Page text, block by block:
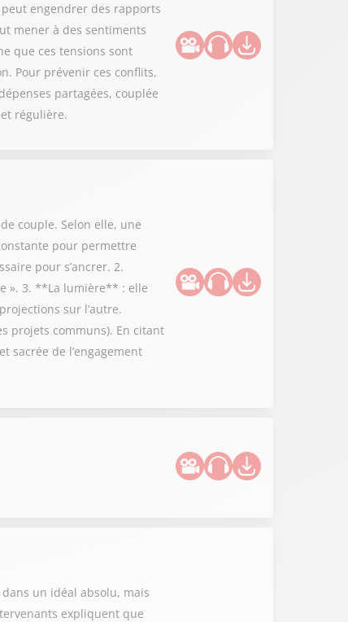
engendrer des rapports
mener à des sentiments
que ces tensions sont
Pour prévenir ces conflits,
partagées, couplée
régulière.
couple. Selon elle, une
pour permettre
pour s’ancrer. 2.
». 3. **La lumière** : elle
sur l’autre.
projets communs). En citant
sacrée de l’engagement
un idéal absolu, mais
expliquent que